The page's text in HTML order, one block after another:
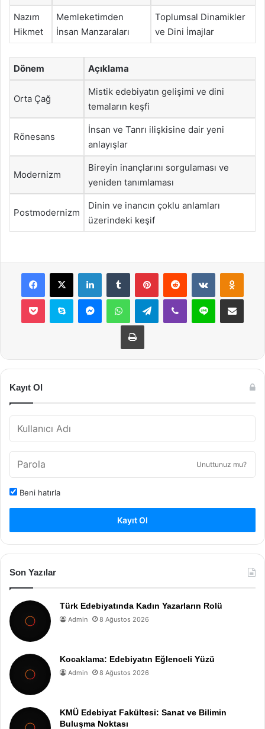
Nazım
Hikmet
Memleketimden
İnsan Manzaraları
Toplumsal Dinamikler
ve Dini İmajlar
Dönem Açıklama
Orta Çağ
Mistik edebiyatın gelişimi ve dini
temaların keşfi
Rönesans
İnsan ve Tanrı ilişkisine dair yeni
anlayışlar
Modernizm
Bireyin inançlarını sorgulaması ve
yeniden tanımlaması
Postmodernizm
Dinin ve inancın çoklu anlamları
üzerindeki keşif
Facebook
X LinkedInTumblr PinterestReddit VKontakte
Pocket Skype MessengerWhatsAppTelegramViber Line E-Posta ile
Yazdır
Kayıt Ol
Unuttunuz mu?
Beni hatırla
Kayıt Ol
Son Yazılar
Türk Edebiyatında Kadın Yazarların Rolü
Admin 8 Ağustos 2026
Kocaklama: Edebiyatın Eğlenceli Yüzü
Admin 8 Ağustos 2026
KMÜ Edebiyat Fakültesi: Sanat ve Bilimin
Buluşma Noktası